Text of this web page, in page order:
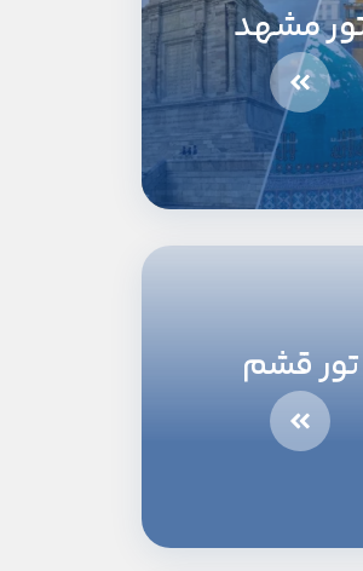
مشهد
تور قشم